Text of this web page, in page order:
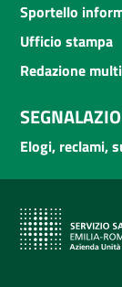
Sportello
Ufficio stampa
Redazione
Elogi, reclami,